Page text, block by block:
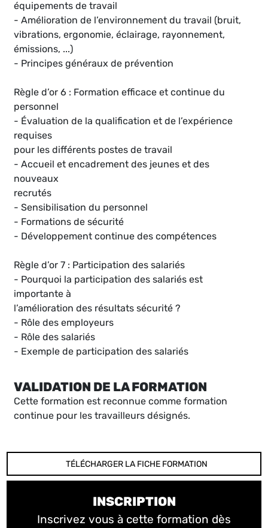
équipements de travail
- Amélioration de l’environnement du travail (bruit,
vibrations, ergonomie, éclairage, rayonnement,
émissions, ...)
- Principes généraux de prévention
Règle d’or 6 : Formation efficace et continue du
personnel
- Évaluation de la qualification et de l’expérience
requises
pour les différents postes de travail
- Accueil et encadrement des jeunes et des
nouveaux
recrutés
- Sensibilisation du personnel
- Formations de sécurité
- Développement continue des compétences
Règle d’or 7 : Participation des salariés
- Pourquoi la participation des salariés est
importante à
l’amélioration des résultats sécurité ?
- Rôle des employeurs
- Rôle des salariés
- Exemple de participation des salariés
VALIDATION DE LA FORMATION
Cette formation est reconnue comme formation
continue pour les travailleurs désignés.
TÉLÉCHARGER LA FICHE FORMATION
INSCRIPTION
Inscrivez vous à cette formation dès